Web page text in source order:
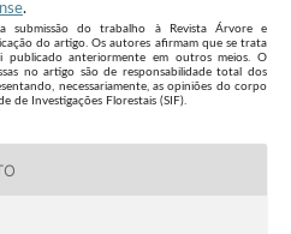
.
submissão do trabalho à Revista Árvore e
do artigo. Os autores afirmam que se trata
anteriormente em outros meios. O
no artigo são de responsabilidade total dos
necessariamente, as opiniões do corpo
de Investigações Florestais (SIF).